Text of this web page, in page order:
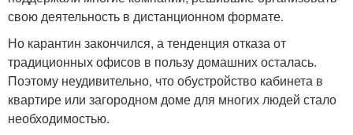
свою деятельность в дистанционном формате.
Но карантин закончился, а тенденция отказа от
традиционных офисов в пользу домашних осталась.
Поэтому неудивительно, что обустройство кабинета в
квартире или загородном доме для многих людей стало
необходимостью.